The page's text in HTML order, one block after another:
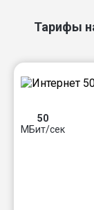
Тарифы
50
МБит/сек